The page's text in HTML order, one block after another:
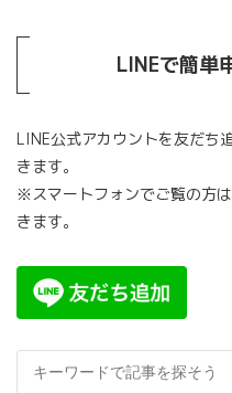
LINEで簡単
LINE公式アカウントを友だち
きます。
※スマートフォンでご覧の方
きます。